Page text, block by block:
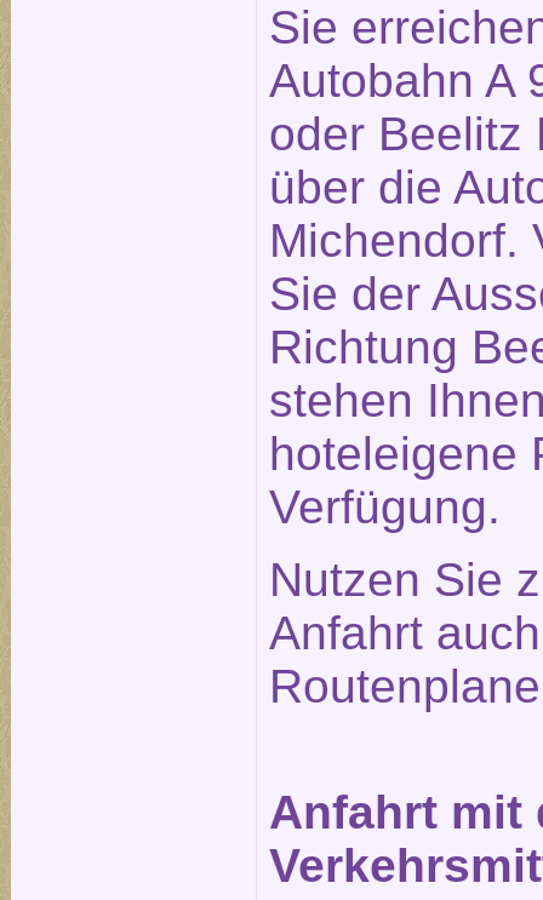
Sie
Autobahn A
oder Beelitz
über die
Michendorf.
Sie der
Richtung
stehen
hoteleigene
Verfügung.
Nutzen Sie
Anfahrt
Anfahrt mit